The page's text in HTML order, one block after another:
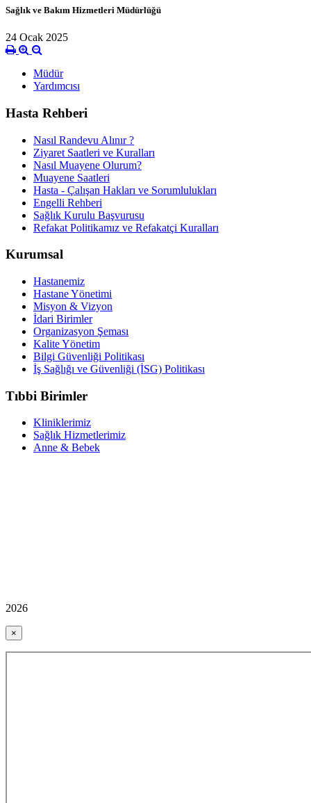
Sağlık ve Bakım Hizmetleri Müdürlüğü
24 Ocak 2025
Müdür
Yardımcısı
Hasta Rehberi
Nasıl Randevu Alınır ?
Ziyaret Saatleri ve Kuralları
Nasıl Muayene Olurum?
Muayene Saatleri
Hasta - Çalışan Hakları ve Sorumlulukları
Engelli Rehberi
Sağlık Kurulu Başvurusu
Refakat Politikamız ve Refakatçi Kuralları
Kurumsal
Hastanemiz
Hastane Yönetimi
Misyon & Vizyon
İdari Birimler
Organizasyon Şeması
Kalite Yönetim
Bilgi Güvenliği Politikası
İş Sağlığı ve Güvenliği (İSG) Politikası
Tıbbi Birimler
Kliniklerimiz
Sağlık Hizmetlerimiz
Anne & Bebek
2026
×